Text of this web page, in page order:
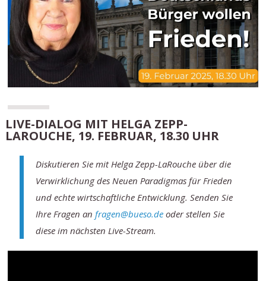
LIVE-DIALOG MIT HELGA ZEPP-
LAROUCHE, 19. FEBRUAR, 18.30 UHR
Diskutieren Sie mit Helga Zepp-LaRouche über die
Verwirklichung des Neuen Paradigmas für Frieden
und echte wirtschaftliche Entwicklung. Senden Sie
Ihre Fragen anfragen@bueso.de oder stellen Sie
diese im nächsten Live-Stream.